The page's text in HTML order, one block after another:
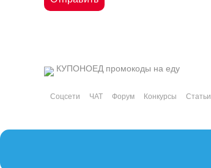
КУПОНОЕД промокоды на еду
Соцсети ЧАТ Форум Конкурсы Статьи